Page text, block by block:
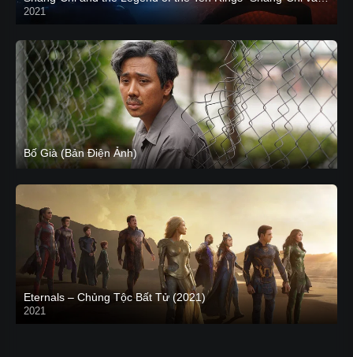
2021
CAM
Bố Già (Bản Điện Ảnh)
Eternals – Chủng Tộc Bất Tử (2021)
2021
Trailer